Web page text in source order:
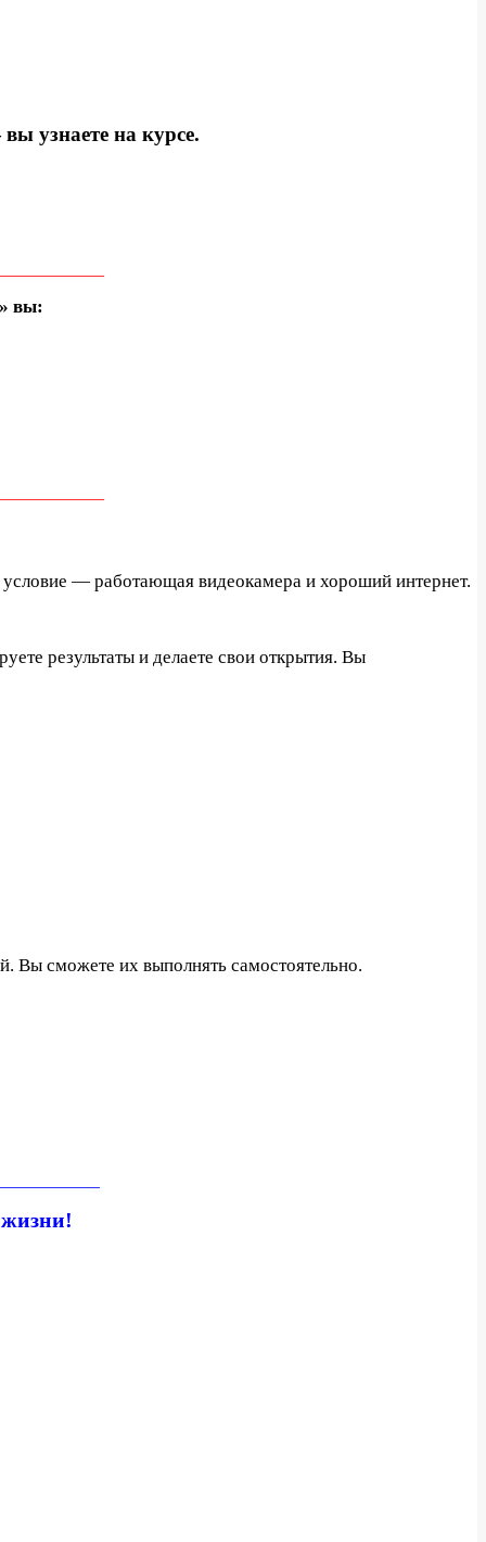
узнаете на курсе.
вы:
— работающая видеокамера и хороший интернет.
результаты и делаете свои открытия. Вы
Вы сможете их выполнять самостоятельно.
жизни!